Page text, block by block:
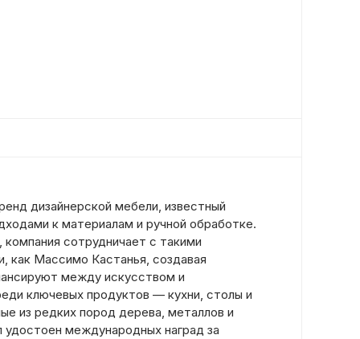
дизайнерской мебели, известный
к материалам и ручной обработке.
компания сотрудничает с такими
как Массимо Кастанья, создавая
между искусством и
ключевых продуктов — кухни, столы и
из редких пород дерева, металлов и
удостоен международных наград за